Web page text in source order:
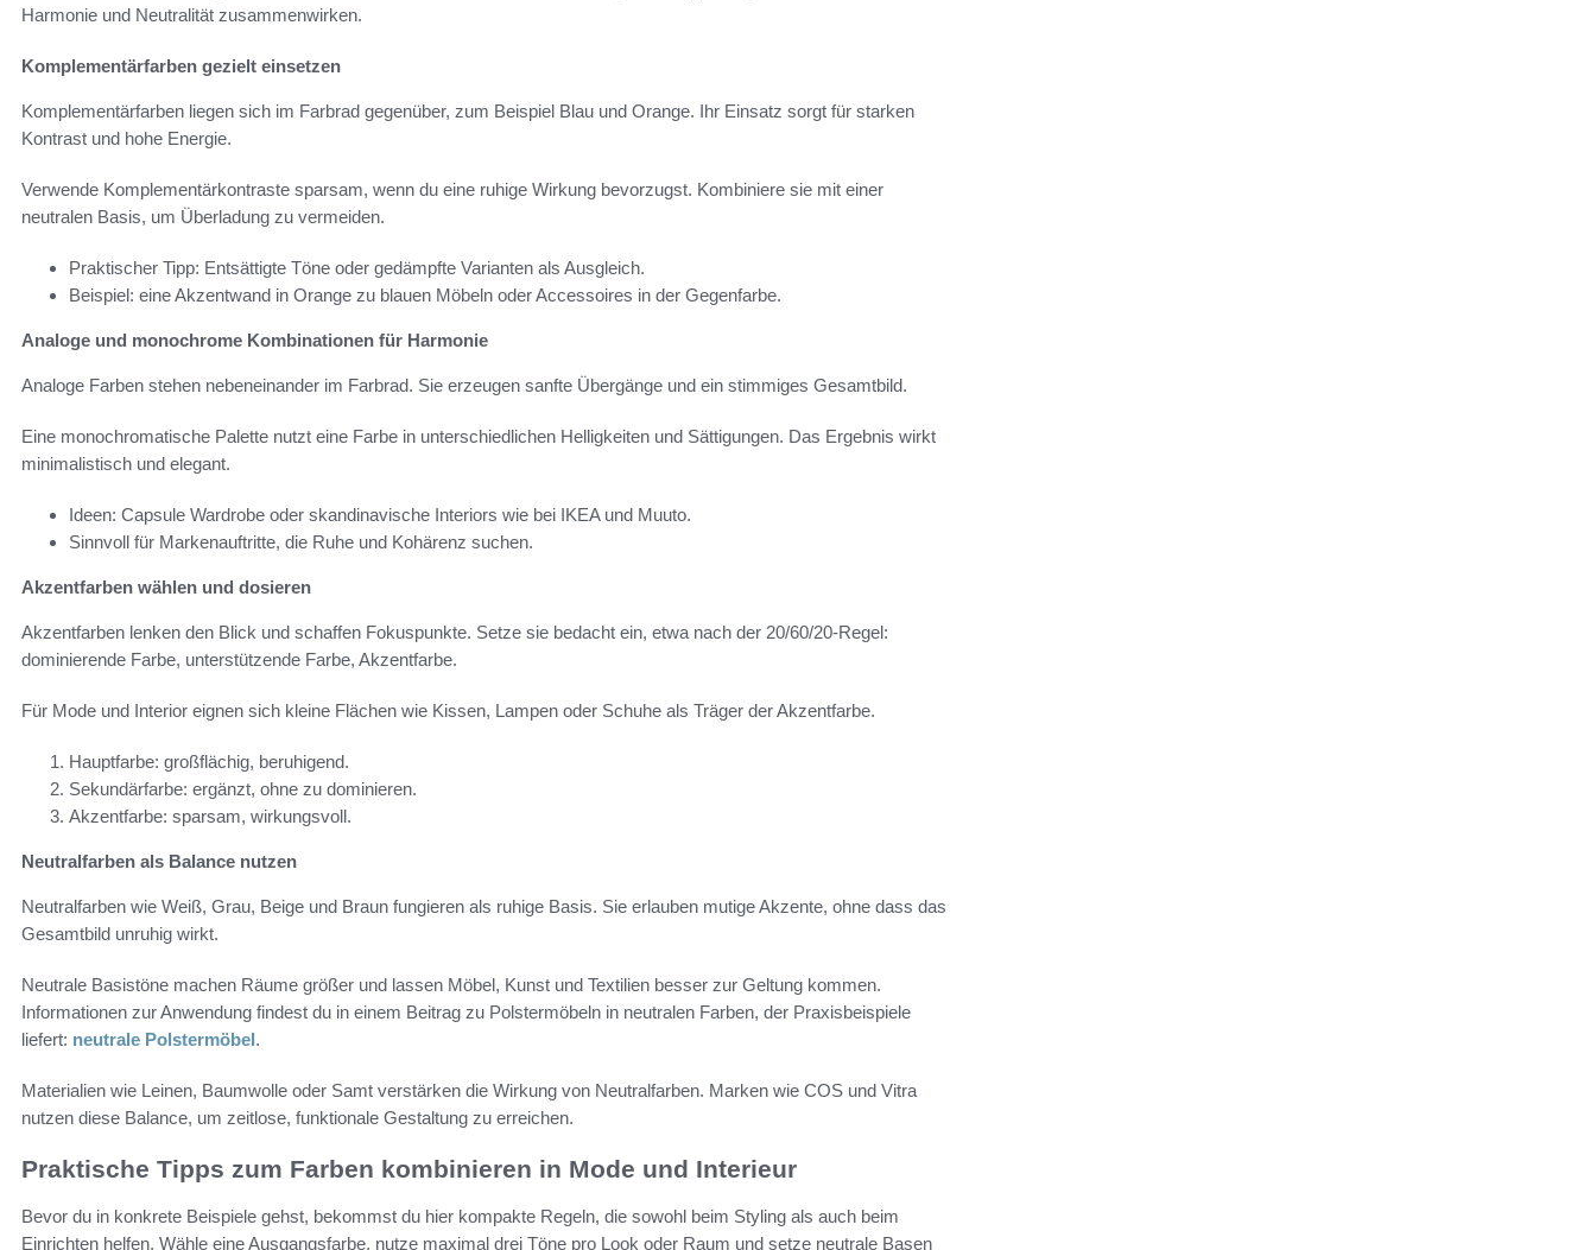
Harmonie und Neutralität zusammenwirken.
Komplementärfarben gezielt einsetzen
Komplementärfarben liegen sich im Farbrad gegenüber, zum Beispiel Blau und Orange. Ihr Einsatz sorgt für starken
Kontrast und hohe Energie.
Verwende Komplementärkontraste sparsam, wenn du eine ruhige Wirkung bevorzugst. Kombiniere sie mit einer
neutralen Basis, um Überladung zu vermeiden.
Praktischer Tipp: Entsättigte Töne oder gedämpfte Varianten als Ausgleich.
Beispiel: eine Akzentwand in Orange zu blauen Möbeln oder Accessoires in der Gegenfarbe.
Analoge und monochrome Kombinationen für Harmonie
Analoge Farben stehen nebeneinander im Farbrad. Sie erzeugen sanfte Übergänge und ein stimmiges Gesamtbild.
Eine monochromatische Palette nutzt eine Farbe in unterschiedlichen Helligkeiten und Sättigungen. Das Ergebnis wirkt
minimalistisch und elegant.
Ideen: Capsule Wardrobe oder skandinavische Interiors wie bei IKEA und Muuto.
Sinnvoll für Markenauftritte, die Ruhe und Kohärenz suchen.
Akzentfarben wählen und dosieren
Akzentfarben lenken den Blick und schaffen Fokuspunkte. Setze sie bedacht ein, etwa nach der 20/60/20-Regel:
dominierende Farbe, unterstützende Farbe, Akzentfarbe.
Für Mode und Interior eignen sich kleine Flächen wie Kissen, Lampen oder Schuhe als Träger der Akzentfarbe.
Hauptfarbe: großflächig, beruhigend.
Sekundärfarbe: ergänzt, ohne zu dominieren.
Akzentfarbe: sparsam, wirkungsvoll.
Neutralfarben als Balance nutzen
Neutralfarben wie Weiß, Grau, Beige und Braun fungieren als ruhige Basis. Sie erlauben mutige Akzente, ohne dass das
Gesamtbild unruhig wirkt.
Neutrale Basistöne machen Räume größer und lassen Möbel, Kunst und Textilien besser zur Geltung kommen.
Informationen zur Anwendung findest du in einem Beitrag zu Polstermöbeln in neutralen Farben, der Praxisbeispiele
liefert: neutrale Polstermöbel.
Materialien wie Leinen, Baumwolle oder Samt verstärken die Wirkung von Neutralfarben. Marken wie COS und Vitra
nutzen diese Balance, um zeitlose, funktionale Gestaltung zu erreichen.
Praktische Tipps zum Farben kombinieren in Mode und Interieur
Bevor du in konkrete Beispiele gehst, bekommst du hier kompakte Regeln, die sowohl beim Styling als auch beim
Einrichten helfen. Wähle eine Ausgangsfarbe, nutze maximal drei Töne pro Look oder Raum und setze neutrale Basen